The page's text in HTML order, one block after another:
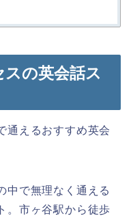
の英会話ス
通えるおすすめ英会
中で無理なく通える
。市ヶ谷駅から徒歩